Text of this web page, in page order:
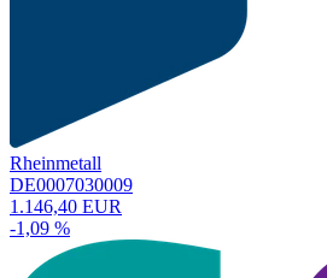
Rheinmetall
DE0007030009
1.146,40 EUR
-1,09 %